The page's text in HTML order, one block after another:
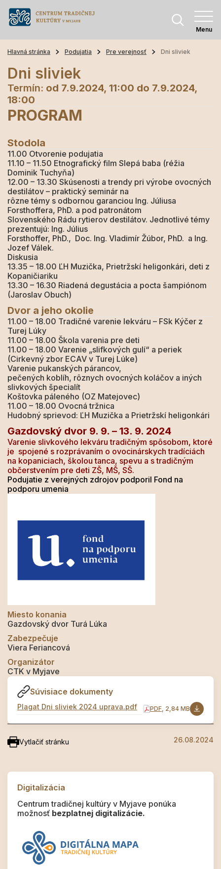
Menu
Hlavná stránka Podujatia Pre verejnosť Dni sliviek
Dni sliviek
Termín: od 7.9.2024, 11:00 do 7.9.2024,
18:00
PROGRAM
Stodola
11.00 Otvorenie podujatia
11.10 – 11.50 Etnografický film Slepá baba (réžia
Dominik Tuchyňa)
12.00 – 13.30 Skúsenosti a trendy pri výrobe ovocných
destilátov – praktický seminár na
rôzne témy s odbornou garanciou Ing. Júliusa
Forsthoffera, PhD. a pod patronátom
Slovenského Rádu rytierov destilátov. Jednotlivé témy
prezentujú: Ing. Július
Forsthoffer, PhD., Doc. Ing. Vladimír Žúbor, PhD. a Ing.
Jozef Válek.
Diskusia
13.35 – 18.00 ĽH Muzička, Prietržskí heligonkári, deti z
Kopaničiariku
13.30 – 16.30 Riadená degustácia a pocta šampiónom
(Jaroslav Obuch)
Dvor a jeho okolie
11.00 – 18.00 Tradičné varenie lekváru – FSk Kýčer z
Turej Lúky
11.00 – 18.00 Škola varenia pre deti
11.00 – 18.00 Varenie „slifkových gulí“ a periek
(Cirkevný zbor ECAV v Turej Lúke)
Varenie pukanských párancov,
pečených koblíh, rôznych ovocných koláčov a iných
slivkových špecialít
Koštovka páleného (OZ Matejovec)
11.00 – 18.00 Ovocná tržnica
Hudobný sprievod: ĽH Muzička a Prietržskí heligonkári
Gazdovský dvor 9. 9. – 13. 9. 2024
Varenie slivkového lekváru tradičným spôsobom, ktoré
je spojené s rozprávaním o ovocinárskych tradíciách
na kopaniciach, školou tanca, spevu a s tradičným
občerstvením pre deti ZŠ, MŠ, SŠ.
Podujatie z verejných zdrojov podporil Fond na
podporu umenia
Miesto konania
Gazdovský dvor Turá Lúka
Zabezpečuje
Viera Feriancová
Organizátor
CTK v Myjave
Súvisiace dokumenty
Plagat Dni sliviek 2024 uprava.pdf PDF , 2,84 MB
Vytlačiť stránku 26.08.2024
Digitalizácia
Centrum tradičnej kultúry v Myjave ponúka
možnosť bezplatnej digitalizácie.